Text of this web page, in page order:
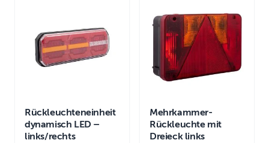
Rückleuchteneinheit
dynamisch LED –
links/rechts
Mehrkammer-
Rückleuchte mit
Dreieck links